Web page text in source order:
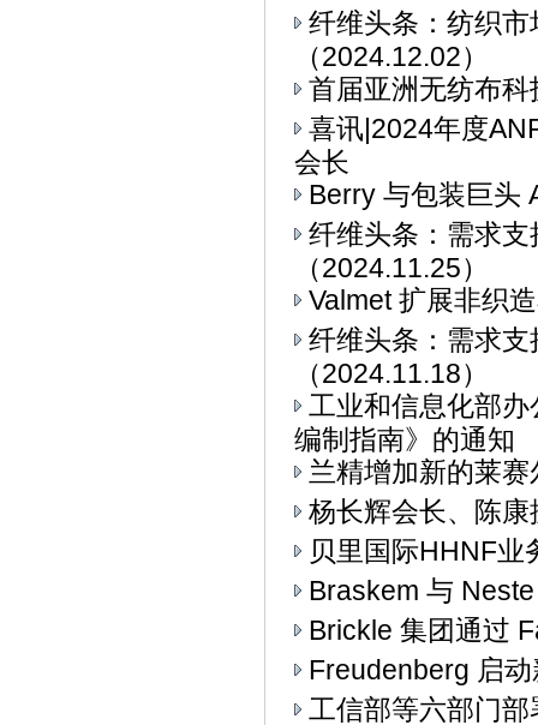
纤维头条：纺织
（2024.12.02）
首届亚洲无纺布
喜讯|2024年度
会长
Berry 与包装巨头
纤维头条：需求
（2024.11.25）
Valmet 扩展非织
纤维头条：需求
（2024.11.18）
工业和信息化部
编制指南》的通知
兰精增加新的莱
杨长辉会长、陈
贝里国际HHNF业
Braskem 与
Brickle 集团通过
Freudenberg 启
工信部等六部门